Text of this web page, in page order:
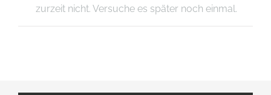
zurzeit nicht. Versuche es später noch einmal.